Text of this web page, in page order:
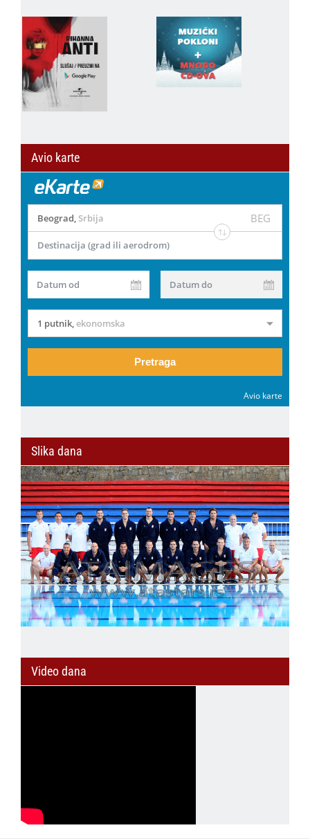
Avio karte
Beograd, Srbija BEG
Destinacija (grad ili aerodrom)
Datum od Datum do
1 putnik,ekonomska
Pretraga
Avio karte
Slika dana
Video dana